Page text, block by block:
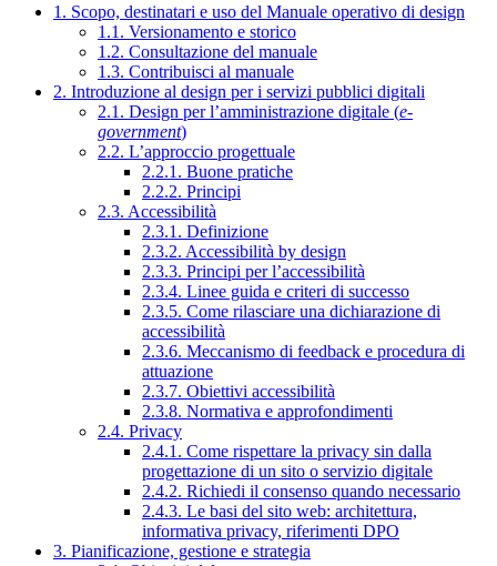
1. Scopo, destinatari e uso del Manuale operativo di design
1.1. Versionamento e storico
1.2. Consultazione del manuale
1.3. Contribuisci al manuale
2. Introduzione al design per i servizi pubblici digitali
2.1. Design per l’amministrazione digitale (e-
government)
2.2. L’approccio progettuale
2.2.1. Buone pratiche
2.2.2. Principi
2.3. Accessibilità
2.3.1. Definizione
2.3.2. Accessibilità by design
2.3.3. Principi per l’accessibilità
2.3.4. Linee guida e criteri di successo
2.3.5. Come rilasciare una dichiarazione di
accessibilità
2.3.6. Meccanismo di feedback e procedura di
attuazione
2.3.7. Obiettivi accessibilità
2.3.8. Normativa e approfondimenti
2.4. Privacy
2.4.1. Come rispettare la privacy sin dalla
progettazione di un sito o servizio digitale
2.4.2. Richiedi il consenso quando necessario
2.4.3. Le basi del sito web: architettura,
informativa privacy, riferimenti DPO
3. Pianificazione, gestione e strategia